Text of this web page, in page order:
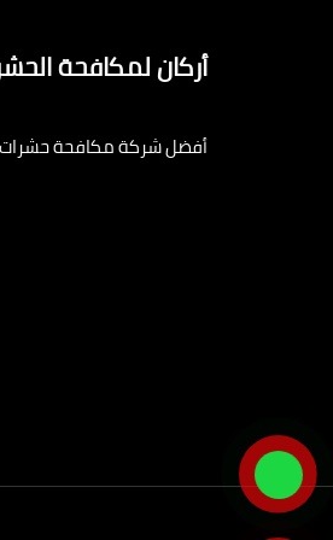
أركان لمكافحة
أفضل شركة مكافحة